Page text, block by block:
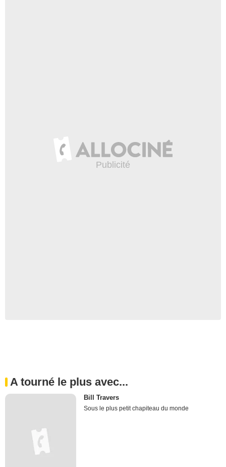
A tourné le plus avec...
Bill Travers
Sous le plus petit chapiteau du monde